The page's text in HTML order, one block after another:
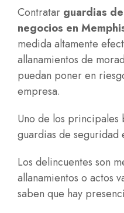
Contratar guardias
negocios en
medida altamente
allanamientos de
puedan poner en
empresa.
Uno de los
guardias de seguridad
Los delincuentes son
allanamientos o actos
saben que hay